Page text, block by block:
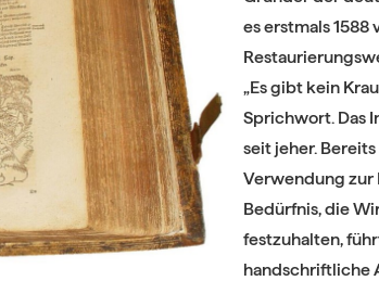
es erstmals
„Es gibt kein
Sprichwort. Das
seit jeher.
Verwendung zur
Bedürfnis, die
festzuhalten,
handschriftliche